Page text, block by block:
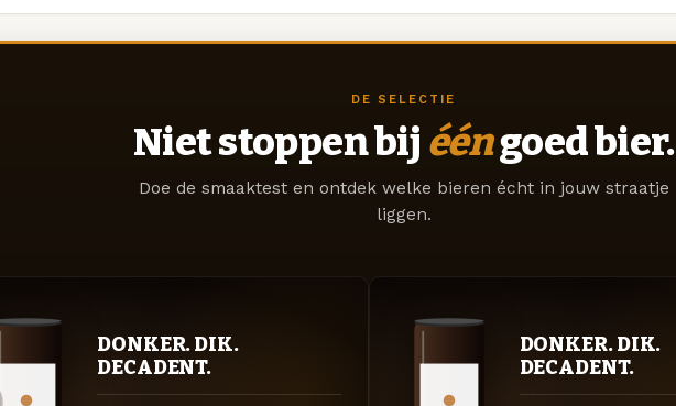
DE SELECTIE
Niet stoppen bij ééngoed bier.
Doe de smaaktest en ontdek welke bieren écht in jouw straatje
liggen.
DONKER. DIK.
DECADENT.
DONKER. DIK.
DECADENT.